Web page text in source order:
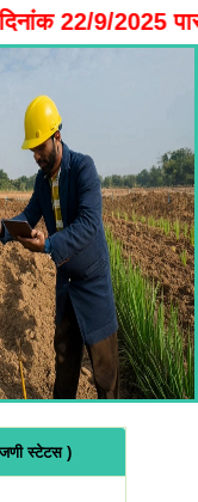
22/9/2025
स्टेटस )